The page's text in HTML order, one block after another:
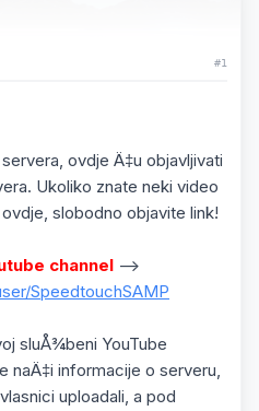
#1
ovdje Ä‡u objavljivati
Ukoliko znate neki video
slobodno objavite link!
channel -->
SpeedtouchSAMP
sluÅ¾beni YouTube
naÄ‡i informacije o serveru,
uploadali, a pod